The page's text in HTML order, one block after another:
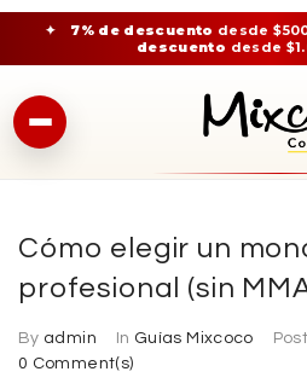
✦ 7% de descuento desde
descuento desde
Cómo elegir un
profesional (sin
By admin In Guías Mixcoco
0 Comment(s)